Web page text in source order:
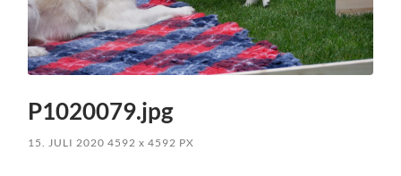
P1020079.jpg
15. JULI 2020 4592x 4592 PX